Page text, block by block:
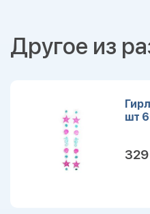
Другое из
шт
329